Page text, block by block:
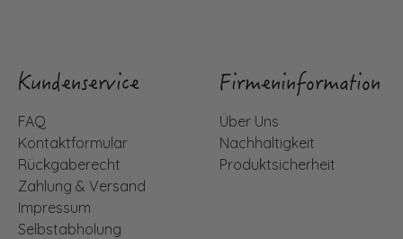
Kundenservice
FAQ
Kontaktformular
Rückgaberecht
Zahlung & Versand
Impressum
Selbstabholung
Firmeninformation
Über Uns
Nachhaltigkeit
Produktsicherheit